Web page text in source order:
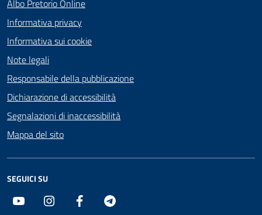
Albo Pretorio Online
Informativa privacy
Informativa sui cookie
Note legali
Responsabile della pubblicazione
Dichiarazione di accessibilità
Segnalazioni di inaccessibilità
Mappa del sito
SEGUICI SU
Youtube Instagram Facebook